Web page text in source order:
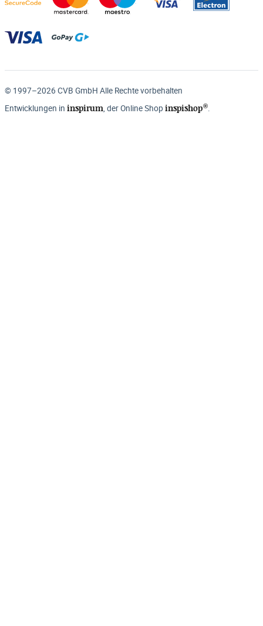
© 1997–2026 CVB GmbH Alle Rechte vorbehalten
Entwicklungen in inspirum, der Online Shop inspishop®.